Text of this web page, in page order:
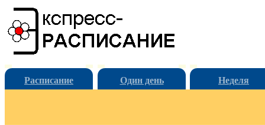
Расписание Один день Неделя